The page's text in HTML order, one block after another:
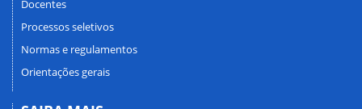
Docentes
Processos seletivos
Normas e regulamentos
Orientações gerais